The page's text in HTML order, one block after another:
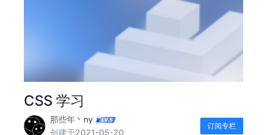
CSS 学习
那些年丶ny
创建于2021-05-20
订阅专栏